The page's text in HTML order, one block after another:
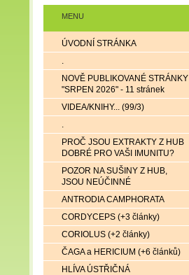
MENU
ÚVODNÍ STRÁNKA
.
NOVĚ PUBLIKOVANÉ STRÁNKY
"SRPEN 2026" - 11 stránek
VIDEA/KNIHY... (99/3)
.
PROČ JSOU EXTRAKTY Z HUB
DOBRÉ PRO VAŠI IMUNITU?
POZOR NA SUŠINY Z HUB,
JSOU NEÚČINNÉ
ANTRODIA CAMPHORATA
CORDYCEPS (+3 články)
CORIOLUS (+2 články)
ČAGA a HERICIUM (+6 článků)
HLÍVA ÚSTŘIČNÁ